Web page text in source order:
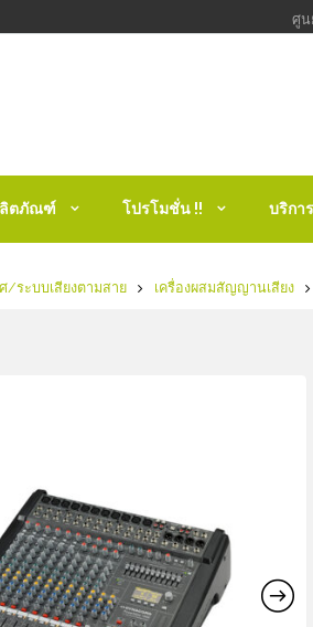
ศูน
ตภัณฑ์ โปรโมชั่น !! บริกา
/ระบบเสียงตามสาย เครื่องผสมสัญญานเสียง